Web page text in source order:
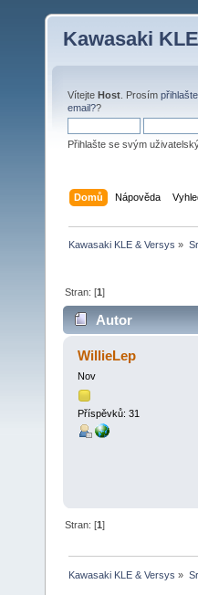
Kawasaki
Vítejte Host . Prosím
email??
Přihlašte se svým
Domů Nápověda
Kawasaki KLE & Versys »
Stran: [1]
Autor
WillieLep
Nov
Příspěvků: 31
Stran: [1]
Kawasaki KLE & Versys »